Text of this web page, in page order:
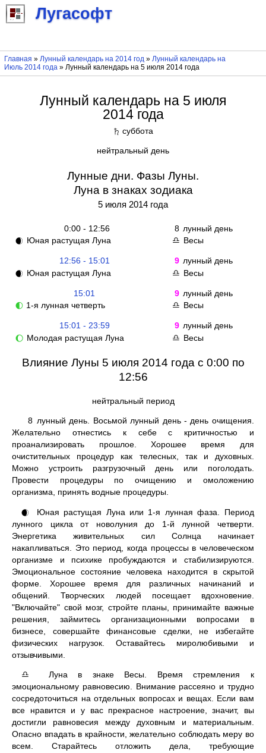
Лугасофт
Главная » Лунный календарь на 2014 год» Лунный календарь на
Июль 2014 года» Лунный календарь на 5 июля 2014 года
Лунный календарь на 5 июля
2014 года
♄ суббота
нейтральный день
Лунные дни. Фазы Луны.
Луна в знаках зодиака
5 июля 2014 года
0:00 - 12:56 8 лунный день
🌒 Юная растущая Луна ♎ Весы
12:56 - 15:01 9 лунный день
🌒 Юная растущая Луна ♎ Весы
15:01 9 лунный день
🌓 1-я лунная четверть ♎ Весы
15:01 - 23:59 9 лунный день
🌔 Молодая растущая Луна ♎ Весы
Влияние Луны 5 июля 2014 года с 0:00 по
12:56
нейтральный период
8 лунный день. Восьмой лунный день - день очищения.
Желательно отнестись к себе с критичностью и
проанализировать прошлое. Хорошее время для
очистительных процедур как телесных, так и духовных.
Можно устроить разгрузочный день или поголодать.
Провести процедуры по очищению и омоложению
организма, принять водные процедуры.
🌒
Юная растущая Луна или 1-я лунная фаза. Период
лунного цикла от новолуния до 1-й лунной четверти.
Энергетика живительных сил Солнца начинает
накапливаться. Это период, когда процессы в человеческом
организме и психике пробуждаются и стабилизируются.
Эмоциональное состояние человека находится в скрытой
форме. Хорошее время для различных начинаний и
общений. Творческих людей посещает вдохновение.
"Включайте" свой мозг, стройте планы, принимайте важные
решения, займитесь организационными вопросами в
бизнесе, совершайте финансовые сделки, не избегайте
физических нагрузок. Оставайтесь миролюбивыми и
отзывчивыми.
♎
Луна в знаке Весы. Время стремления к
эмоциональному равновесию. Внимание рассеяно и трудно
сосредоточиться на отдельных вопросах и вещах. Если вам
все нравится и у вас прекрасное настроение, значит, вы
достигли равновесия между духовным и материальным.
Опасно впадать в крайности, желательно соблюдать меру во
всем. Старайтесь отложить дела, требующие